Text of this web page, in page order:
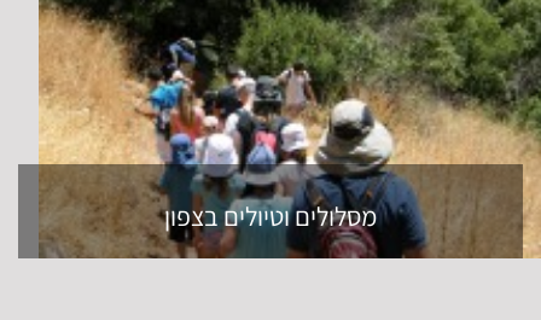
מסלולים וטיולים בצפון